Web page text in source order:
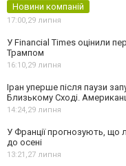
Новини компаній
17:00,29 липня
У Financial Times оцінили
Трампом
16:10,29 липня
Іран уперше після паузи
Близькому Сході.
14:24,29 липня
У Франції прогнозують, що
до осені
13:21,27 липня